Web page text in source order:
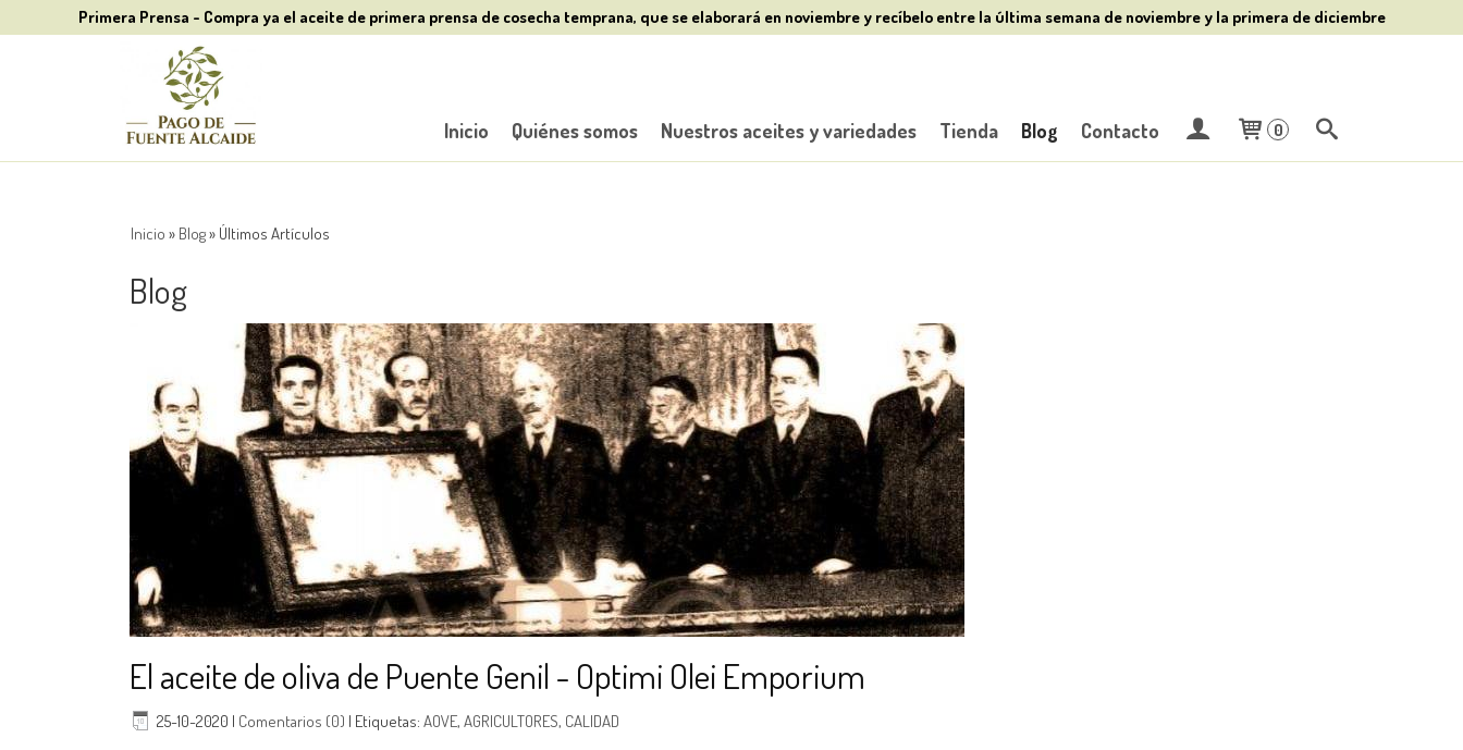
Primera Prensa - Compra ya el aceite de primera prensa de cosecha temprana, que se elaborará en noviembre y recíbelo entre la última semana de noviembre y la primera de diciembre
Inicio Quiénes somos Nuestros aceites y variedades Tienda Blog Contacto 0
Inicio » Blog» Últimos Artículos
Blog
El aceite de oliva de Puente Genil - Optimi Olei Emporium
25-10-2020 | Comentarios (0) | Etiquetas: AOVE, AGRICULTORES, CALIDAD